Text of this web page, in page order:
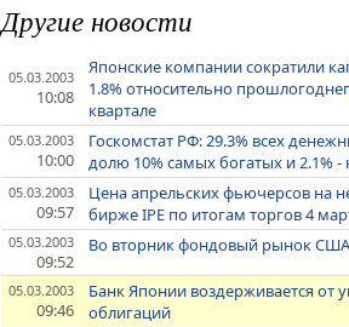
Другие новости
05.03.2003
10:08
Японские компании сократили
1.8% относительно
квартале
05.03.2003
10:00
Госкомстат РФ: 29.3% всех
долю 10% самых богатых и 2.1%
05.03.2003
09:57
Цена апрельских фьючерсов на
бирже IPE по итогам торгов 4
05.03.2003
09:52
Во вторник фондовый рынок
05.03.2003
09:46
Банк Японии воздерживается от
облигаций